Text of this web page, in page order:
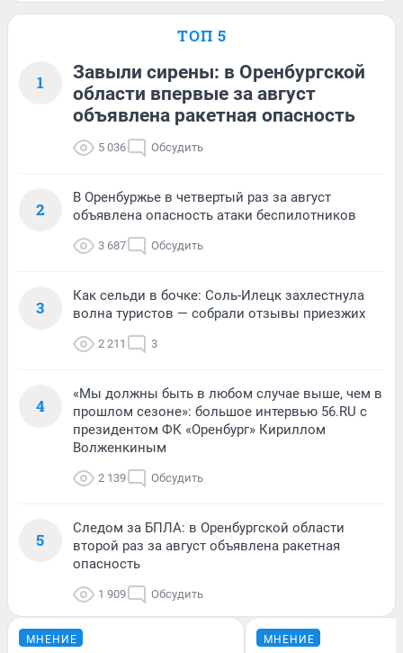
ТОП 5
1
Завыли сирены: в Оренбургской
области впервые за август
объявлена ракетная опасность
5 036 Обсудить
2
В Оренбуржье в четвертый раз за август
объявлена опасность атаки беспилотников
3 687 Обсудить
3
Как сельди в бочке: Соль-Илецк захлестнула
волна туристов — собрали отзывы приезжих
2 211 3
4
«Мы должны быть в любом случае выше, чем в
прошлом сезоне»: большое интервью 56.RU с
президентом ФК «Оренбург» Кириллом
Волженкиным
2 139 Обсудить
5
Следом за БПЛА: в Оренбургской области
второй раз за август объявлена ракетная
опасность
1 909 Обсудить
МНЕНИЕ МНЕНИЕ